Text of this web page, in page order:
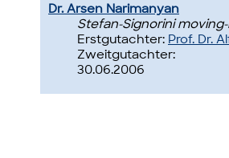
Dr. Arsen Narimanyan
Stefan-Signorini
Erstgutachter: Prof. Dr.
Zweitgutachter:
30.06.2006